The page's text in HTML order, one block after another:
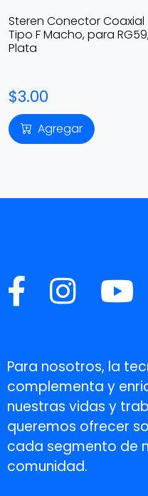
Steren Conector Coaxial
Tipo F Macho, para
Plata
$3.00
Agregar
Para nosotros, la
complementa y
nuestras vidas y
queremos ofrecer
cada segmento de
comunidad.